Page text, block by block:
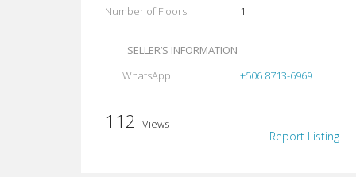
Number of Floors
1
SELLER’S INFORMATION
WhatsApp
+506 8713-6969
Report Listing
112 Views